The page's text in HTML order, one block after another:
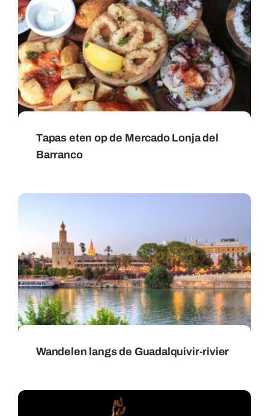
Tapas eten op de Mercado Lonja del
Barranco
Wandelen langs de Guadalquivir-rivier